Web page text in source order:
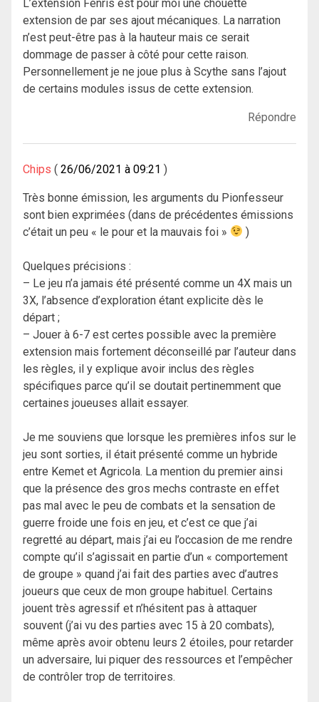
L’extension Fenris est pour moi une chouette
extension de par ses ajout mécaniques. La narration
n’est peut-être pas à la hauteur mais ce serait
dommage de passer à côté pour cette raison.
Personnellement je ne joue plus à Scythe sans l’ajout
de certains modules issus de cette extension.
Répondre
Chips 26/06/2021 à 09:21
Très bonne émission, les arguments du Pionfesseur
sont bien exprimées (dans de précédentes émissions
c’était un peu « le pour et la mauvais foi »
)
Quelques précisions :
– Le jeu n’a jamais été présenté comme un 4X mais un
3X, l’absence d’exploration étant explicite dès le
départ ;
– Jouer à 6-7 est certes possible avec la première
extension mais fortement déconseillé par l’auteur dans
les règles, il y explique avoir inclus des règles
spécifiques parce qu’il se doutait pertinemment que
certaines joueuses allait essayer.
Je me souviens que lorsque les premières infos sur le
jeu sont sorties, il était présenté comme un hybride
entre Kemet et Agricola. La mention du premier ainsi
que la présence des gros mechs contraste en effet
pas mal avec le peu de combats et la sensation de
guerre froide une fois en jeu, et c’est ce que j’ai
regretté au départ, mais j’ai eu l’occasion de me rendre
compte qu’il s’agissait en partie d’un « comportement
de groupe » quand j’ai fait des parties avec d’autres
joueurs que ceux de mon groupe habituel. Certains
jouent très agressif et n’hésitent pas à attaquer
souvent (j’ai vu des parties avec 15 à 20 combats),
même après avoir obtenu leurs 2 étoiles, pour retarder
un adversaire, lui piquer des ressources et l’empêcher
de contrôler trop de territoires.